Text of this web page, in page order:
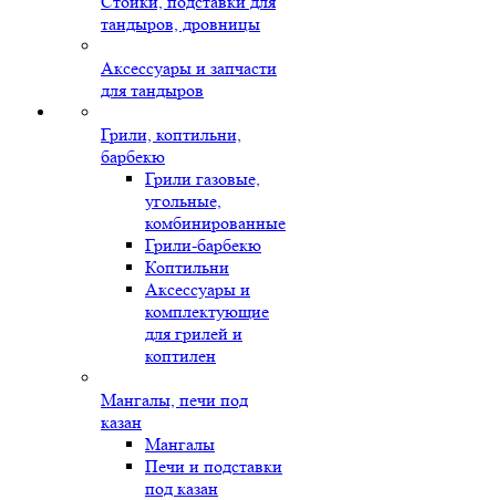
тандыров, дровницы
Аксессуары и запчасти
для тандыров
Грили, коптильни,
барбекю
Грили газовые,
угольные,
комбинированные
Грили-барбекю
Коптильни
Аксессуары и
комплектующие
для грилей и
коптилен
Мангалы, печи под
казан
Мангалы
Печи и подставки
под казан